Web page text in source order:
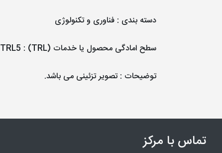
دسته بندی : فناوری و تکنولوژی
سطح امادگی محصول یا خدمات (TRL) :
TRL5
توضیحات : تصویر تزئینی می باشد.
تماس با مرکز